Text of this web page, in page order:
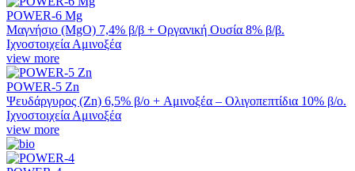
POWER-6 Mg
Μαγνήσιο (ΜgO) 7,4% β/β + Οργανική Ουσία 8% β/β.
Ιχνοστοιχεία Αμινοξέα
view more
POWER-5 Zn
Ψευδάργυρος (Zn) 6,5% β/ο + Aμινοξέα – Oλιγοπεπτίδια 10% β/ο.
Ιχνοστοιχεία Αμινοξέα
view more